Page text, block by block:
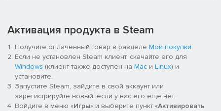
спуск в морские глубины, сражения с боевыми роботами
фюрера и многое другое, из чего складывается поистине
увлекательное приключение.
Сюжет и персонажи
Напряженные бои, сумасшедшие повороты сюжета и
характерные персонажи сплавляются воедино в историю,
которая никого не оставит равнодушным.
Активация продукта в Steam
Получите оплаченный товар в разделе Мои покупки.
Если не установлен Steam клиент, скачайте его для
Windows (клиент также доступен на Mac и Linux) и
установите.
Запустите Steam, зайдите в свой аккаунт или
зарегистрируйте новый, если у вас его еще нет.
Войдите в меню «Игры» и выберите пункт «Активировать